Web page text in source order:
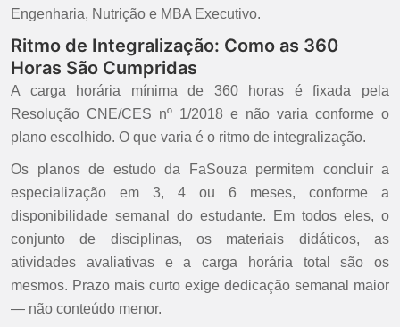
Engenharia, Nutrição e MBA Executivo.
Ritmo de Integralização: Como as 360
Horas São Cumpridas
A carga horária mínima de 360 horas é fixada pela
Resolução CNE/CES nº 1/2018 e não varia conforme o
plano escolhido. O que varia é o ritmo de integralização.
Os planos de estudo da FaSouza permitem concluir a
especialização em 3, 4 ou 6 meses, conforme a
disponibilidade semanal do estudante. Em todos eles, o
conjunto de disciplinas, os materiais didáticos, as
atividades avaliativas e a carga horária total são os
mesmos. Prazo mais curto exige dedicação semanal maior
— não conteúdo menor.